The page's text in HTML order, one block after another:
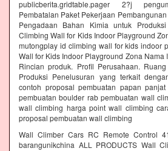
publicberita.gridtable.pager 2?j
Pembatalan Paket Pekerjaan
Pengadaan Bahan Kimia untuk
Climbing Wall for Kids Indoor Playground
mutongplay id climbing wall for kids indoor
Wall for Kids Indoor Playground Zona Nama
Rincian produk. Profil Perusahaan.
Produksi Penelusuran yang terkait
contoh proposal pembuatan papan
pembuatan boulder rab pembuatan wall
wall climbing harga point wall climbing
proposal pembuatan wall climbing
Wall Climber Cars RC Remote Control
barangunikchina ALL PRODUCTS Wall